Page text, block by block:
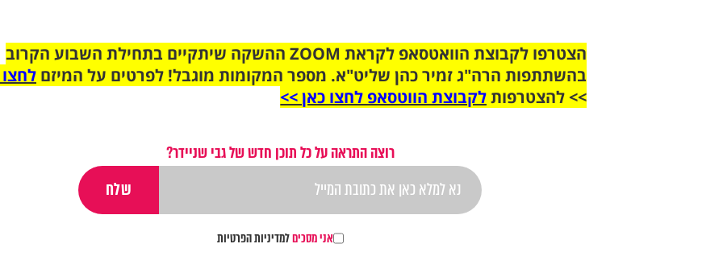
הצטרפו לקבוצת הוואטסאפ לקראת ZOOM ההשקה שיתקיים בתחילת השבוע הקרוב
בהשתתפות הרה"ג זמיר כהן שליט"א. מספר המקומות מוגבל! לפרטים על המיזם
>> להצטרפותלקבוצת הווטסאפ לחצו כאן >>
רוצה התראה על כל תוכן חדש של גבי שניידר?
אני מסכיםלמדיניות הפרטיות